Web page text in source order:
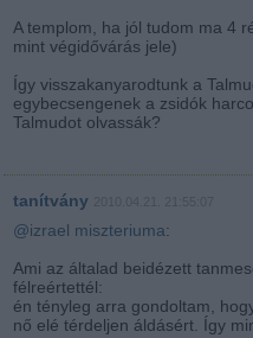
A templom, ha jól tudom ma 4
mint végidővárás jele)
Így visszakanyarodtunk a
egybecsengenek a zsidók
Talmudot olvassák?
tanítvány
@izrael miszteriuma:
Ami az általad beidézett
félreértettél:
én tényleg arra gondoltam,
nő elé térdeljen áldásért. Így